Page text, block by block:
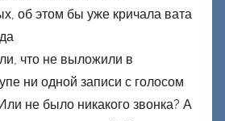
об этом бы уже кричала вата
что не выложили в
ни одной записи с голосом
не было никакого звонка? А